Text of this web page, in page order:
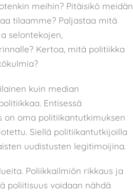
meihin? Pitäisikö meidän
tilaamme? Paljastaa mitä
selontekojen,
Kertoa, mitä politiikka
kuin median
Entisessä
on oma politiikantutkimuksen
Siellä politiikantutkijoilla
uudistusten legitimoijina.
Poliikkailmiön rikkaus ja
poliitisuus voidaan nähdä